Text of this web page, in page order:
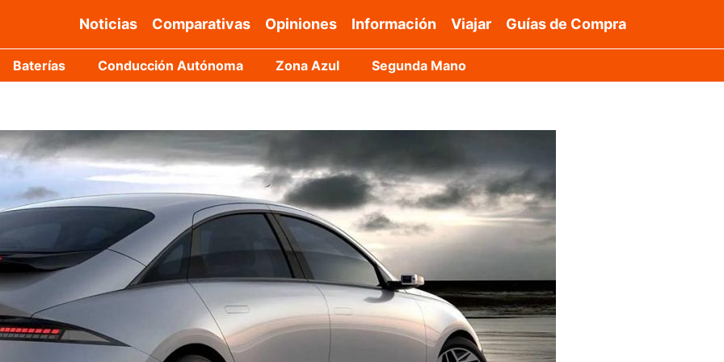
Noticias Comparativas Opiniones Información Viajar Guías de Compra
Baterías Conducción Autónoma Zona Azul Segunda Mano